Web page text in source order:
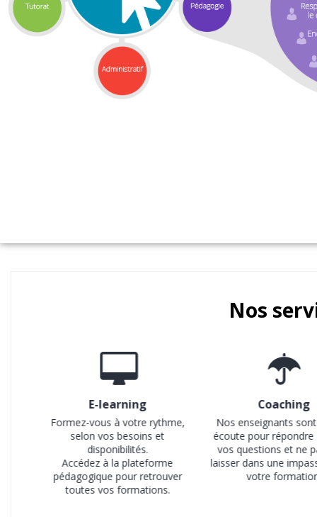
Nos
E-learning
Formez-vous à votre rythme,
selon vos besoins et
disponibilités.
Accédez à la plateforme
pédagogique pour retrouver
toutes vos formations.
Coaching
Nos enseignants
écoute pour
vos questions et ne
laisser dans une
votre